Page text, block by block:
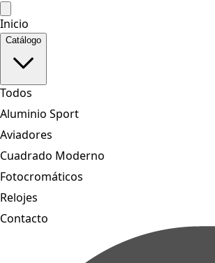
Inicio
Catálogo
Todos
Aluminio Sport
Aviadores
Cuadrado Moderno
Fotocromáticos
Relojes
Contacto